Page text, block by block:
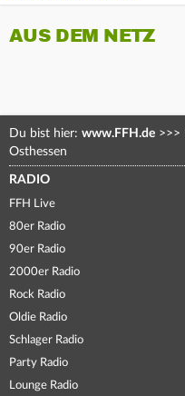
AUS DEM NETZ
Du bist hier: www.FFH.de >>>
Osthessen
RADIO
FFH Live
80er Radio
90er Radio
2000er Radio
Rock Radio
Oldie Radio
Schlager Radio
Party Radio
Lounge Radio